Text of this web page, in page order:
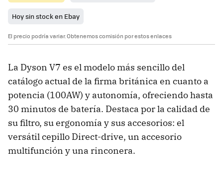
Hoy sin stock en Ebay
El precio podría variar. Obtenemos comisión por estos enlaces
La Dyson V7 es el modelo más sencillo del
catálogo actual de la firma británica en cuanto a
potencia (100AW) y autonomía, ofreciendo hasta
30 minutos de batería. Destaca por la calidad de
su filtro, su ergonomía y sus accesorios: el
versátil cepillo Direct-drive, un accesorio
multifunción y una rinconera.